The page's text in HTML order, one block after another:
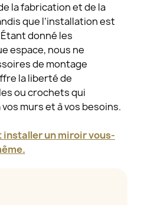
la fabrication et de la
que l’installation est
donné les
espace, nous ne
de montage
la liberté de
ou crochets qui
murs et à vos besoins.
un miroir vous-